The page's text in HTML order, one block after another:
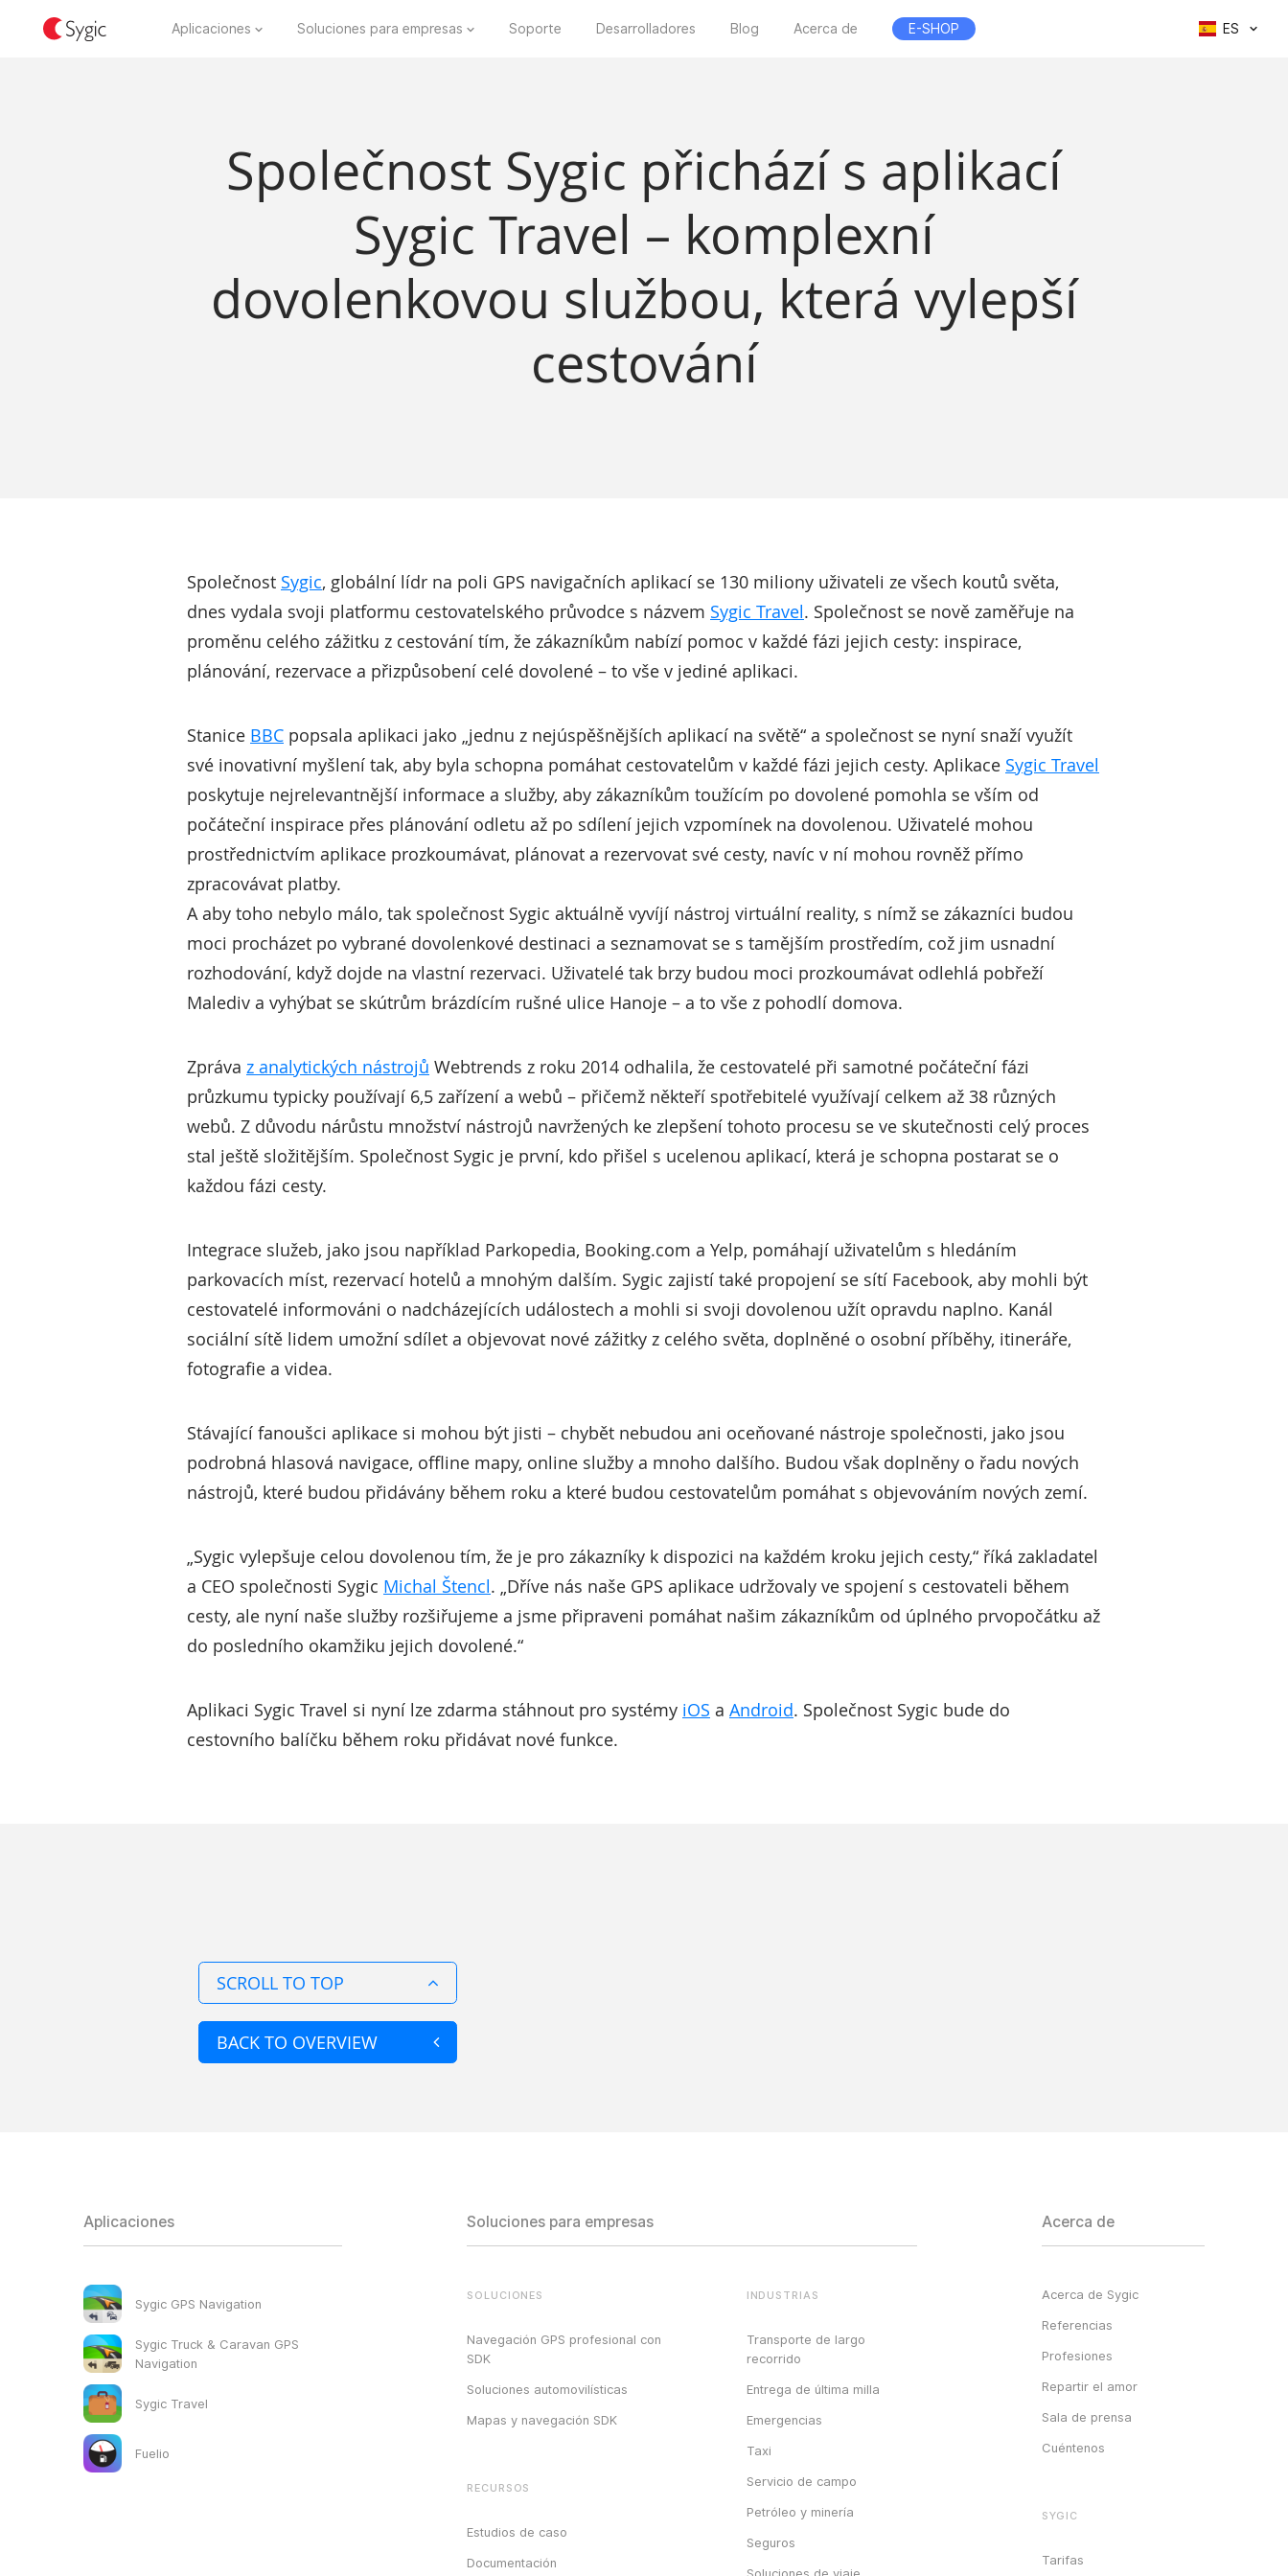
Aplicaciones Soluciones para empresas Soporte Desarrolladores Blog Acerca de E-SHOP ES
Společnost Sygic přichází s aplikací
Sygic Travel – komplexní
dovolenkovou službou, která vylepší
cestování
Společnost Sygic, globální lídr na poli GPS navigačních aplikací se 130 miliony uživateli ze všech koutů světa,
dnes vydala svoji platformu cestovatelského průvodce s názvem Sygic Travel. Společnost se nově zaměřuje na
proměnu celého zážitku z cestování tím, že zákazníkům nabízí pomoc v každé fázi jejich cesty: inspirace,
plánování, rezervace a přizpůsobení celé dovolené – to vše v jediné aplikaci.
Stanice BBC popsala aplikaci jako „jednu z nejúspěšnějších aplikací na světě“ a společnost se nyní snaží využít
své inovativní myšlení tak, aby byla schopna pomáhat cestovatelům v každé fázi jejich cesty. Aplikace Sygic Travel
poskytuje nejrelevantnější informace a služby, aby zákazníkům toužícím po dovolené pomohla se vším od
počáteční inspirace přes plánování odletu až po sdílení jejich vzpomínek na dovolenou. Uživatelé mohou
prostřednictvím aplikace prozkoumávat, plánovat a rezervovat své cesty, navíc v ní mohou rovněž přímo
zpracovávat platby.
A aby toho nebylo málo, tak společnost Sygic aktuálně vyvíjí nástroj virtuální reality, s nímž se zákazníci budou
moci procházet po vybrané dovolenkové destinaci a seznamovat se s tamějším prostředím, což jim usnadní
rozhodování, když dojde na vlastní rezervaci. Uživatelé tak brzy budou moci prozkoumávat odlehlá pobřeží
Malediv a vyhýbat se skútrům brázdícím rušné ulice Hanoje – a to vše z pohodlí domova.
Zpráva z analytických nástrojů Webtrends z roku 2014 odhalila, že cestovatelé při samotné počáteční fázi
průzkumu typicky používají 6,5 zařízení a webů – přičemž někteří spotřebitelé využívají celkem až 38 různých
webů. Z důvodu nárůstu množství nástrojů navržených ke zlepšení tohoto procesu se ve skutečnosti celý proces
stal ještě složitějším. Společnost Sygic je první, kdo přišel s ucelenou aplikací, která je schopna postarat se o
každou fázi cesty.
Integrace služeb, jako jsou například Parkopedia, Booking.com a Yelp, pomáhají uživatelům s hledáním
parkovacích míst, rezervací hotelů a mnohým dalším. Sygic zajistí také propojení se sítí Facebook, aby mohli být
cestovatelé informováni o nadcházejících událostech a mohli si svoji dovolenou užít opravdu naplno. Kanál
sociální sítě lidem umožní sdílet a objevovat nové zážitky z celého světa, doplněné o osobní příběhy, itineráře,
fotografie a videa.
Stávající fanoušci aplikace si mohou být jisti – chybět nebudou ani oceňované nástroje společnosti, jako jsou
podrobná hlasová navigace, offline mapy, online služby a mnoho dalšího. Budou však doplněny o řadu nových
nástrojů, které budou přidávány během roku a které budou cestovatelům pomáhat s objevováním nových zemí.
„Sygic vylepšuje celou dovolenou tím, že je pro zákazníky k dispozici na každém kroku jejich cesty,“ říká zakladatel
a CEO společnosti Sygic Michal Štencl. „Dříve nás naše GPS aplikace udržovaly ve spojení s cestovateli během
cesty, ale nyní naše služby rozšiřujeme a jsme připraveni pomáhat našim zákazníkům od úplného prvopočátku až
do posledního okamžiku jejich dovolené.“
Aplikaci Sygic Travel si nyní lze zdarma stáhnout pro systémy iOS a Android. Společnost Sygic bude do
cestovního balíčku během roku přidávat nové funkce.
SCROLL TO TOP
BACK TO OVERVIEW
Aplicaciones
Sygic GPS Navigation
Sygic Truck & Caravan GPS
Navigation
Sygic Travel
Fuelio
Soluciones para empresas
SOLUCIONES
Navegación GPS profesional con
SDK
Soluciones automovilísticas
Mapas y navegación SDK
RECURSOS
Estudios de caso
Documentación
INDUSTRIAS
Transporte de largo
recorrido
Entrega de última milla
Emergencias
Taxi
Servicio de campo
Petróleo y minería
Seguros
Acerca de
Acerca de Sygic
Referencias
Profesiones
Repartir el amor
Sala de prensa
Cuéntenos
SYGIC
Tarifas